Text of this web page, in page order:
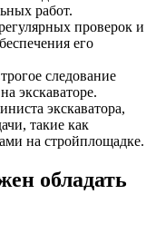
работ.
проверок и
его
следование
экскаваторе.
экскаватора,
такие как
на стройплощадке.
обладать